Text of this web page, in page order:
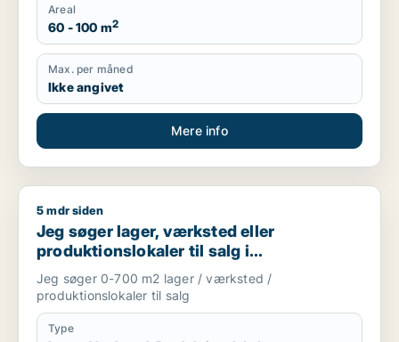
Areal
60 - 100 m2
Max. per måned
Ikke angivet
Mere info
Jeg søger lager, værksted eller produktionslokaler til salg i
5 mdr siden
Jeg søger lager, værksted eller
produktionslokaler til salg i
Storkøbenhavn
Jeg søger 0-700 m2 lager / værksted /
produktionslokaler til salg
Type